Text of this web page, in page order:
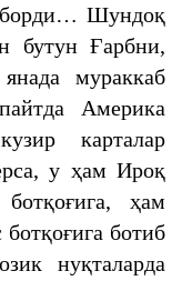
Шундоқ
бутун Ғарбни,
мураккаб
Америка
карталар
у ҳам Ироқ
ҳам
ботиб
нуқталарда